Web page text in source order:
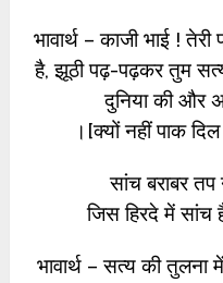
भावार्थ – काजी भाई !
है, झूठी पढ़-पढ़कर तुम
दुनिया की और
।[क्यों नहीं पाक
सांच बराबर तप
जिस हिरदे में सांच
भावार्थ – सत्य की